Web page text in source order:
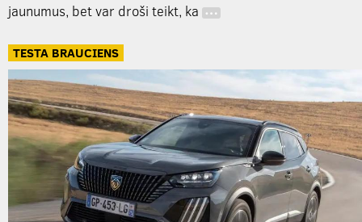
jaunumus, bet var droši teikt, ka …
TESTA BRAUCIENS